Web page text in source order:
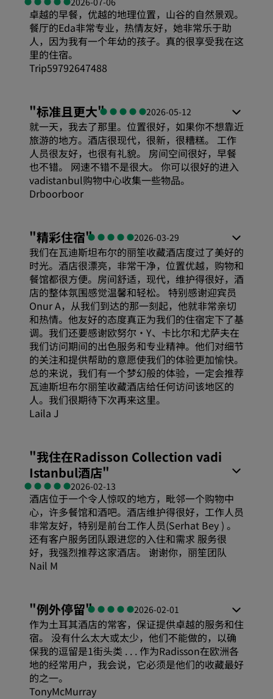
卓越的早餐，优越的地理位置，山谷的自然景观。
餐厅的Eda非常专业，热情友好，她非常乐于助
人，因为我有一个年幼的孩子。真的很享受我在这
里的住宿。
Trip59792647488
性价比
睡眠质量
卫生
服务
"标准且更大" 2026-05-12
就一天，我去了那里。位置很好，如果你不想靠近
旅游的地方。酒店很现代，很新，很糟糕。 工作
人员很友好，也很有礼貌。 房间空间很好，早餐
也不错。 网速不错不是很大。 你可以很好的进入
vadistanbul购物中心收集一些物品。
Drboorboor
性价比
睡眠质量
位置
卫生
服务
"精彩住宿" 2026-03-29
我们在瓦迪斯坦布尔的丽笙收藏酒店度过了美好的
时光。酒店很漂亮，非常干净，位置优越，购物和
餐馆都很方便。房间舒适，现代，维护得很好，酒
店的整体氛围感觉温馨和轻松。 特别感谢迎宾员
Onur A，从我们到达的那一刻起，他就非常亲切
和热情。他友好的态度真正为我们的住宿定下了基
调。我们还要感谢欧努尔·Y、卡比尔和尤萨夫在
我们访问期间的出色服务和专业精神。他们对细节
的关注和提供帮助的意愿使我们的体验更加愉快。
总的来说，我们有一个梦幻般的体验，一定会推荐
瓦迪斯坦布尔丽笙收藏酒店给任何访问该地区的
人。我们很期待下次再来这里。
Laila J
性价比
睡眠质量
位置
服务
"我住在Radisson Collection vadi
Istanbul酒店"
2026-02-13
酒店位于一个令人惊叹的地方，毗邻一个购物中
心，许多餐馆和酒吧。酒店维护得很好，工作人员
非常友好，特别是前台工作人员(Serhat Bey ) 。
还有客户服务团队跟进您的入住和需求 服务很
好，我强烈推荐这家酒店。 谢谢你，丽笙团队
Nail M
"例外停留" 2026-02-01
作为土耳其酒店的常客，保证提供卓越的服务和住
宿。 没有什么太大或太少，他们不能做的，以确
保我的逗留是1街头类 . . . 作为Radisson在欧洲各
地的经常用户，我会说，它必须是他们的收藏最好
的之一。
TonyMcMurray